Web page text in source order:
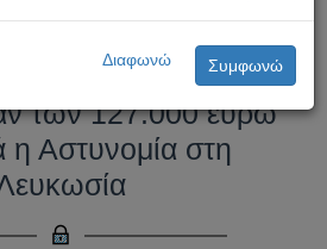
απάτης
χρηματικού
των 127.000 ευρώ
η Αστυνομία στη
Διαφωνώ Συμφωνώ